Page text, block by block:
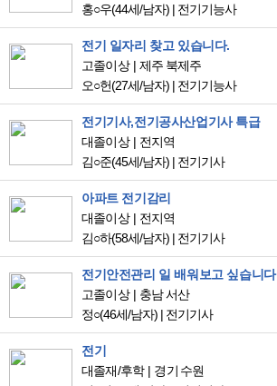
홍○우(44세/남자) | 전기기능사
전기 일자리 찾고 있습니다.
고졸이상
제주 북제주
오○헌(27세/남자) | 전기기능사
전기기사,전기공사산업기사 특급
대졸이상
전지역
김○준(45세/남자) | 전기기사
아파트 전기감리
대졸이상
전지역
김○하(58세/남자) | 전기기사
전기안전관리 일 배워보고 싶습니다
고졸이상
충남 서산
정○(46세/남자) | 전기기사
전기
대졸재/후학
경기 수원